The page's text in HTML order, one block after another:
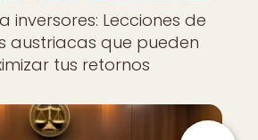
inversores: Lecciones de
austriacas que pueden
tus retornos